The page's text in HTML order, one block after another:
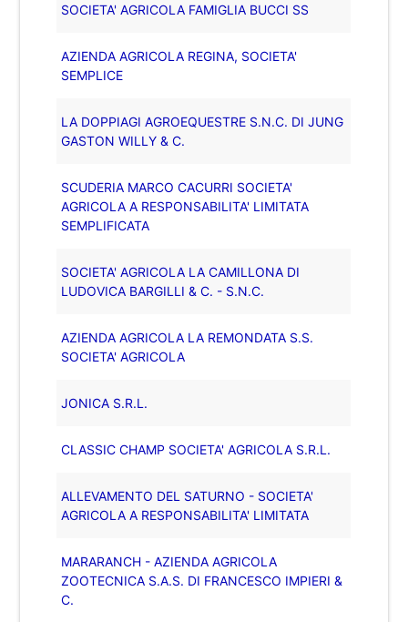
SOCIETA' AGRICOLA FAMIGLIA BUCCI SS
AZIENDA AGRICOLA REGINA, SOCIETA'
SEMPLICE
LA DOPPIAGI AGROEQUESTRE S.N.C. DI JUNG
GASTON WILLY & C.
SCUDERIA MARCO CACURRI SOCIETA'
AGRICOLA A RESPONSABILITA' LIMITATA
SEMPLIFICATA
SOCIETA' AGRICOLA LA CAMILLONA DI
LUDOVICA BARGILLI & C. - S.N.C.
AZIENDA AGRICOLA LA REMONDATA S.S.
SOCIETA' AGRICOLA
JONICA S.R.L.
CLASSIC CHAMP SOCIETA' AGRICOLA S.R.L.
ALLEVAMENTO DEL SATURNO - SOCIETA'
AGRICOLA A RESPONSABILITA' LIMITATA
MARARANCH - AZIENDA AGRICOLA
ZOOTECNICA S.A.S. DI FRANCESCO IMPIERI &
C.